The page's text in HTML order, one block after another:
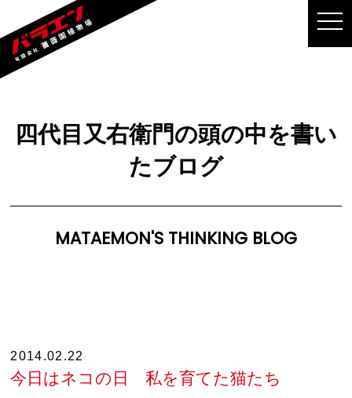
四代目又右衛門の頭の中を書い
たブログ
MATAEMON'S THINKING BLOG
2014.02.22
今日はネコの日 私を育てた猫たち